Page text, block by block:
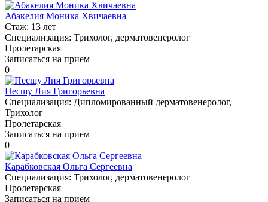
Абакелия Моника Хвичаевна
Стаж: 13 лет
Специализация: Трихолог, дерматовенеролог
Пролетарская
Записаться на прием
0
Песшу Лия Григорьевна
Специализация: Дипломированный дерматовенеролог,
Трихолог
Пролетарская
Записаться на прием
0
Карабковская Ольга Сергеевна
Специализация: Трихолог, дерматовенеролог
Пролетарская
Записаться на прием